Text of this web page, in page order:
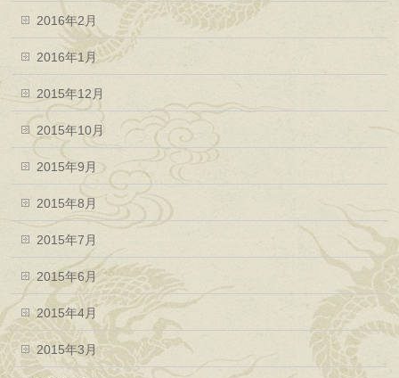
2016年2月
2016年1月
2015年12月
2015年10月
2015年9月
2015年8月
2015年7月
2015年6月
2015年4月
2015年3月